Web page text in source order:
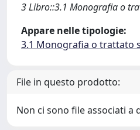
3 Libro::3.1 Monografia o
Appare nelle tipologie:
3.1 Monografia o trattato
File in questo prodotto:
Non ci sono file associati a